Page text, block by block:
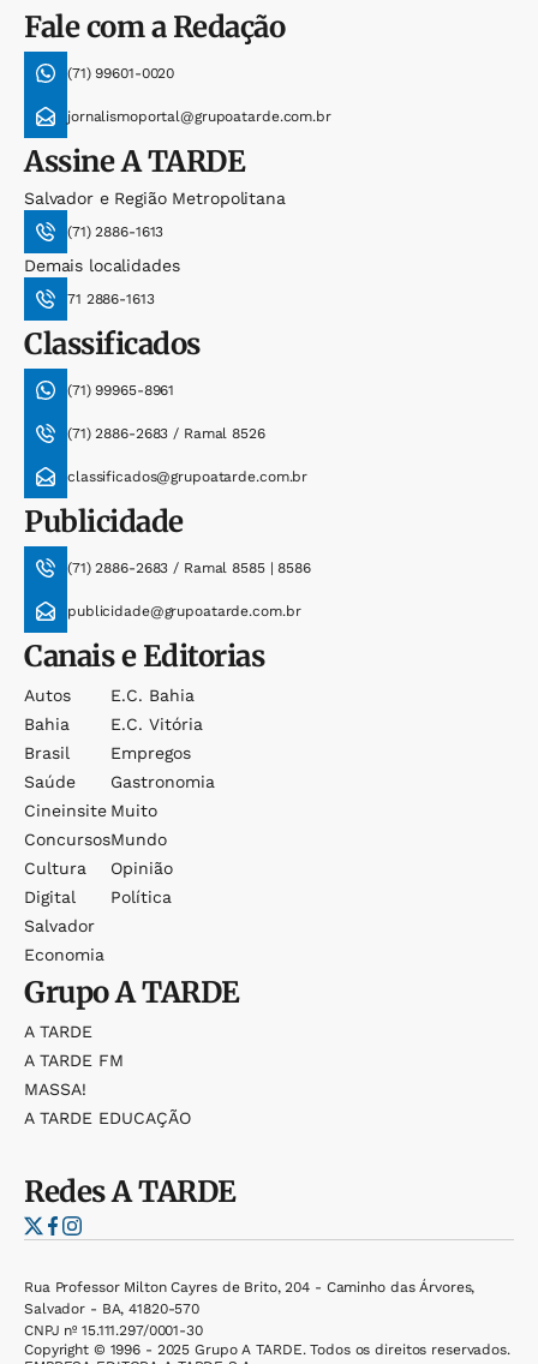
Fale com a Redação
(71) 99601-0020
jornalismoportal@grupoatarde.com.br
AssineA TARDE
Salvador e Região Metropolitana
(71) 2886-1613
Demais localidades
71 2886-1613
Classificados
(71) 99965-8961
(71) 2886-2683 / Ramal 8526
classificados@grupoatarde.com.br
Publicidade
(71) 2886-2683 / Ramal 8585 | 8586
publicidade@grupoatarde.com.br
Canais e Editorias
Autos
Bahia
Brasil
Saúde
Cineinsite
Concursos
Cultura
Digital
Salvador
Economia
E.c. Bahia
E.c. Vitória
Empregos
Gastronomia
Muito
Mundo
Opinião
Política
GrupoA TARDE
A TARDE
A TARDE FM
MASSA!
A TARDE EDUCAÇÃO
RedesA TARDE
Rua Professor Milton Cayres de Brito, 204 - Caminho das Árvores,
Salvador - BA, 41820-570
CNPJ nº 15.111.297/0001-30
Copyright © 1996 - 2025 Grupo A TARDE. Todos os direitos reservados.